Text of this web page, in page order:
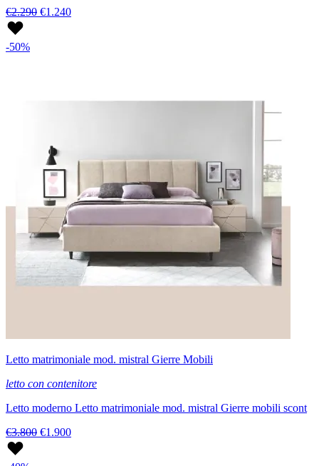
€2.290 €1.240
-50%
Letto matrimoniale mod. mistral Gierre Mobili
letto con contenitore
Letto moderno Letto matrimoniale mod. mistral Gierre mobili scont
€3.800 €1.900